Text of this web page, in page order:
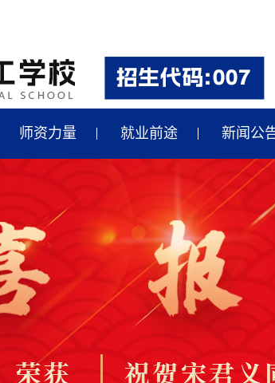
师资力量 就业前途
汽修专业就业
合作企业
新闻公
最新招聘
国家政策
学校新闻